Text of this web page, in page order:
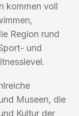
kommen voll
Region rund
und
Museen, die
Kultur der